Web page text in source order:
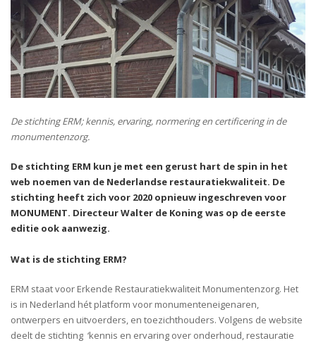
De stichting ERM; kennis, ervaring, normering en certificering in de
monumentenzorg.
De stichting ERM kun je met een gerust hart de spin in het
web noemen van de Nederlandse restauratiekwaliteit. De
stichting heeft zich voor 2020 opnieuw ingeschreven voor
MONUMENT. Directeur Walter de Koning was op de eerste
editie ook aanwezig.
Wat is de stichting ERM?
ERM staat voor Erkende Restauratiekwaliteit Monumentenzorg. Het
is in Nederland hét platform voor monumenteneigenaren,
ontwerpers en uitvoerders, en toezichthouders. Volgens de website
deelt de stichting ‘kennis en ervaring over onderhoud, restauratie